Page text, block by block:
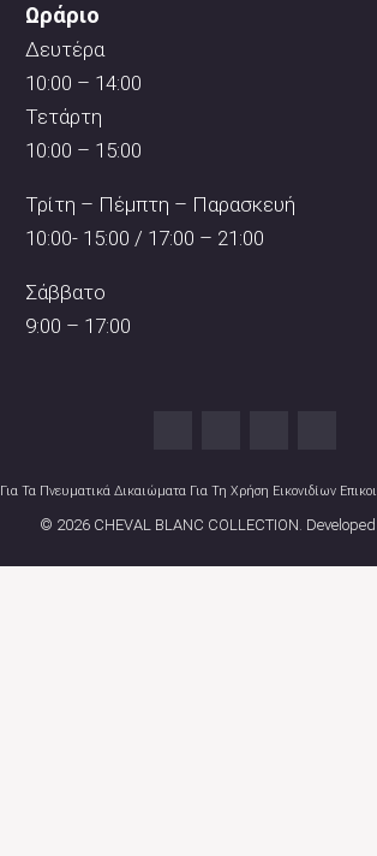
Ωράριο
Δευτέρα
10:00 – 14:00
Τετάρτη
10:00 – 15:00
Τρίτη – Πέμπτη – Παρασκευή
10:00- 15:00 / 17:00 – 21:00
Σάββατο
9:00 – 17:00
Για Τα Πνευματικά Δικαιώματα Για Τη Χρήση Εικονιδίων
© 2026 CHEVAL BLANC COLLECTION.